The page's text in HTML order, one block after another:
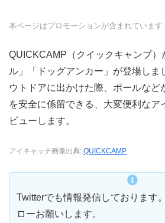
本ページはプロモーションが含まれています
QUICKCAMP（クイックキャンプ）
ル」「ドッグアンカー」が登場しま
ウトドアに出かけた際、ポールなど
を安全に係留できる、大変便利なア
ビューします。
アイキャッチ画像出典: QUICKCAMP
Twitterでも情報発信しております
ローお願いします。